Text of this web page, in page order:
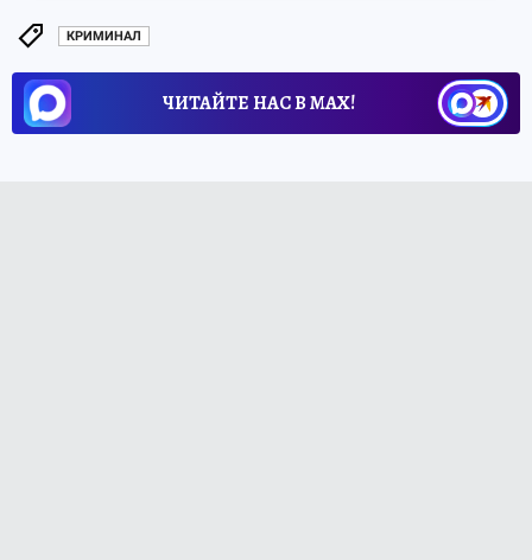
КРИМИНАЛ
ЧИТАЙТЕ НАС В МАХ!